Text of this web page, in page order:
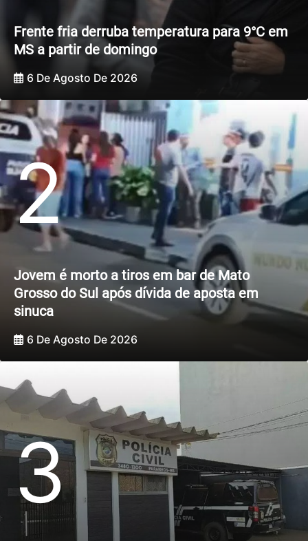
Frente fria derruba temperatura para 9°C em
MS a partir de domingo
6 De Agosto De 2026
2
Jovem é morto a tiros em bar de Mato
Grosso do Sul após dívida de aposta em
sinuca
6 De Agosto De 2026
3